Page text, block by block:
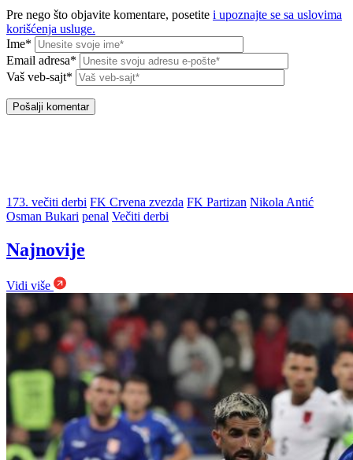
Pre nego što objavite komentare, posetite i upoznajte se sa uslovima
korišćenja usluge.
Ime*
Email adresa*
Vaš veb-sajt*
173. večiti derbi FK Crvena zvezda FK Partizan Nikola Antić
Osman Bukari penal Večiti derbi
Najnovije
Vidi više